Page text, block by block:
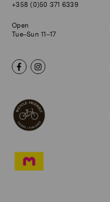
+358 (0)50 371 6339
Open
Tue–Sun 11–17